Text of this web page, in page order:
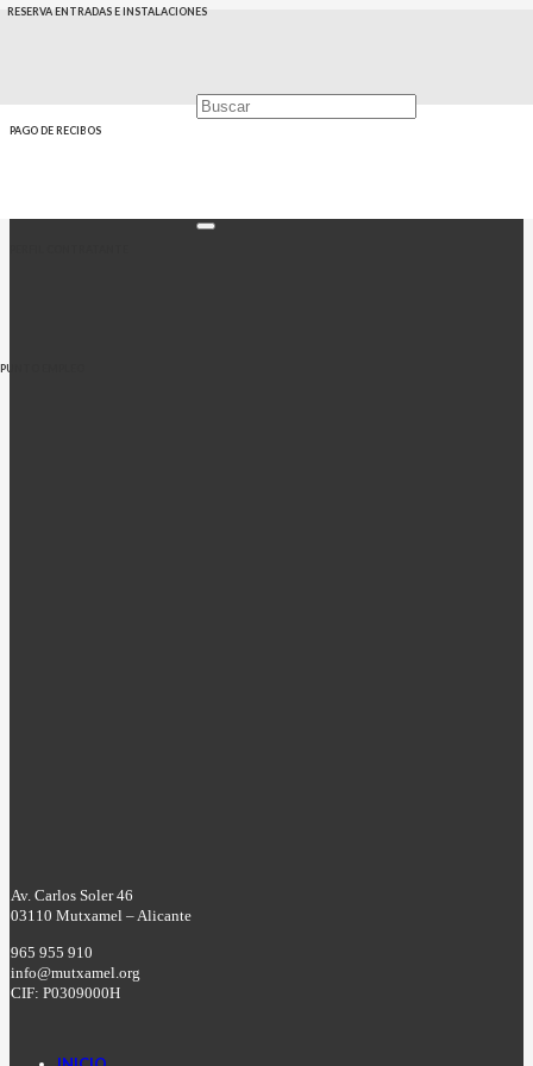
RESERVA ENTRADAS E INSTALACIONES
PAGO DE RECIBOS
PUNTO EMPLEO
Av. Carlos Soler 46
03110 Mutxamel – Alicante
965 955 910
info@mutxamel.org
CIF: P0309000H